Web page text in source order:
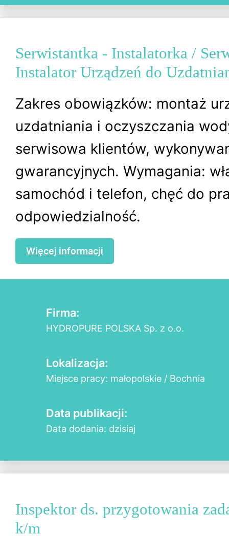
Serwistantka - Instalatorka /
Instalator Urządzeń do
Zakres obowiązków: montaż
uzdatniania i oczyszczania
serwisowa klientów,
gwarancyjnych. Wymagania:
samochód i telefon, chęć do
odpowiedzialność.
Więcej informacji
Firma:
HYDROPURE POLSKA Sp. z o.o.
Lokalizacja:
Miejsce pracy: małopolskie / Bochnia
Data publikacji:
Data dodania: dzisiaj
Inspektor ds. przygotowania
k/m